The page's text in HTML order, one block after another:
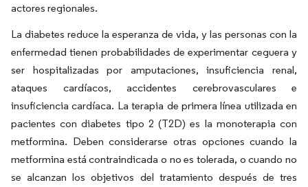
actores regionales.
La diabetes reduce la esperanza de vida, y las personas con la
enfermedad tienen probabilidades de experimentar ceguera y
ser hospitalizadas por amputaciones, insuficiencia renal,
ataques cardíacos, accidentes cerebrovasculares e
insuficiencia cardíaca. La terapia de primera línea utilizada en
pacientes con diabetes tipo 2 (T2D) es la monoterapia con
metformina. Deben considerarse otras opciones cuando la
metformina está contraindicada o no es tolerada, o cuando no
se alcanzan los objetivos del tratamiento después de tres